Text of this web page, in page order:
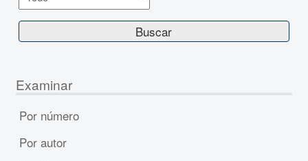
Examinar
Por número
Por autor